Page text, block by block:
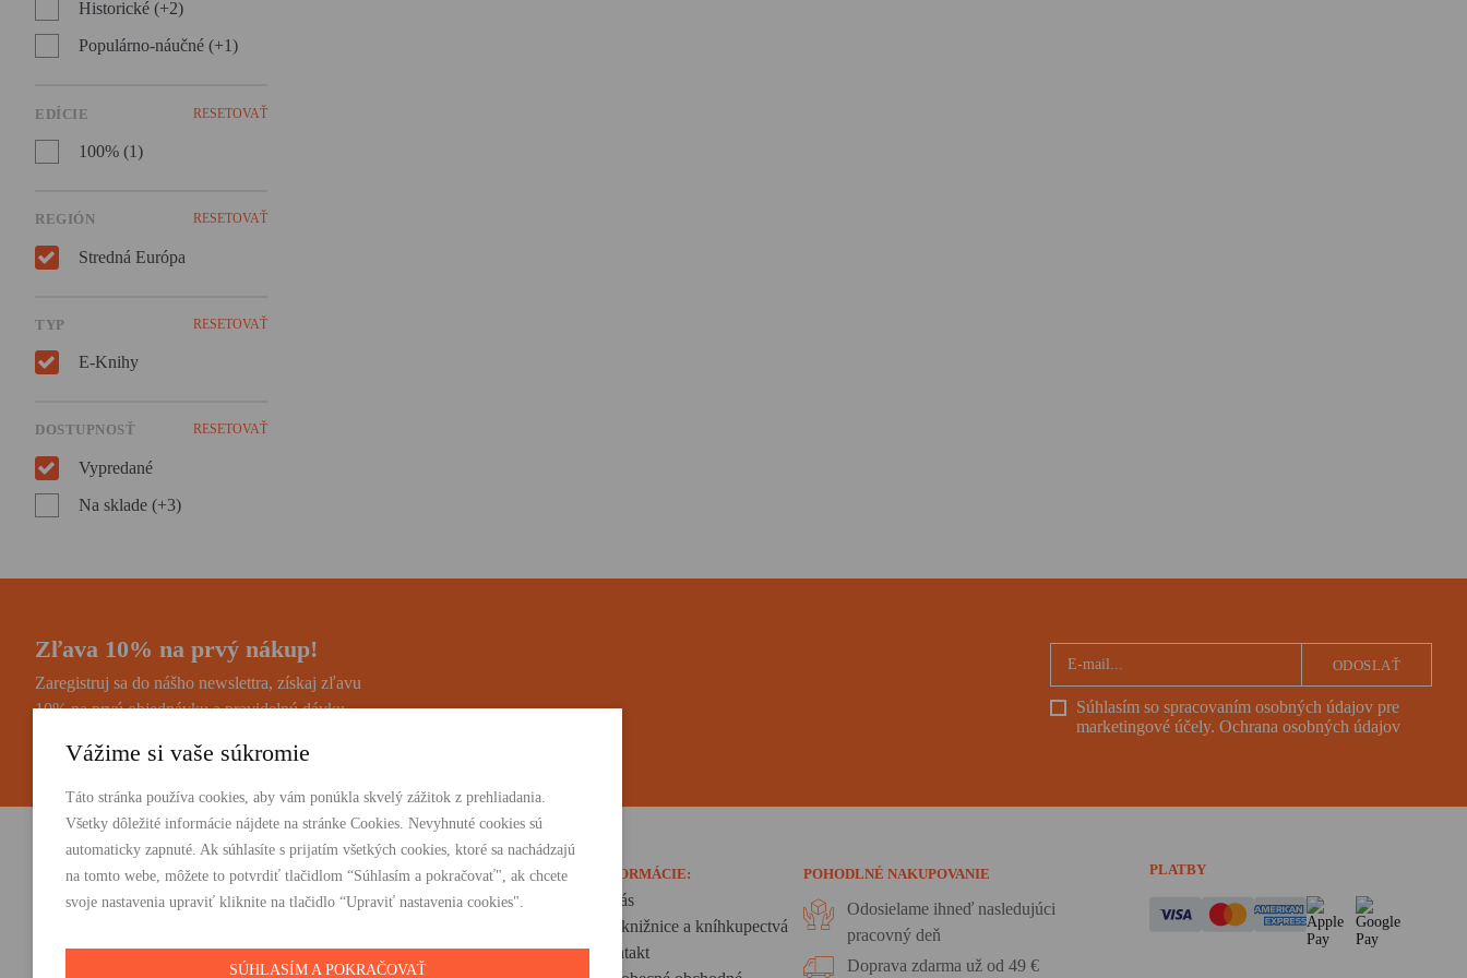
Historické (+2)
Populárno-náučné (+1)
EDÍCIE RESETOVAŤ
100% (1)
REGIÓN RESETOVAŤ
Stredná Európa
TYP RESETOVAŤ
E-Knihy
DOSTUPNOSŤ RESETOVAŤ
Vypredané
Na sklade (+3)
Zľava 10% na prvý nákup!
Zaregistruj sa do nášho newslettra, získaj zľavu
10% na prvú objednávku a pravidelnú dávku
Súhlasím so spracovaním osobných údajov pre
marketingové účely. Ochrana osobných údajov
ODOSLAŤ
Vydavateľstvo Absynt s.r.o.
Suvorovova 2683/30C, 010 01 Žilina
PRODUKTY:
Knihy
Darčeky
INFORMÁCIE:
O nás
Pre knižnice a kníhkupectvá
Kontakt
POHODLNÉ NAKUPOVANIE
Odosielame ihneď nasledujúci
pracovný deň
Doprava zdarma už od 49 €
PLATBY
Vážime si vaše súkromie
Táto stránka používa cookies, aby vám ponúkla skvelý zážitok z prehliadania.
Všetky dôležité informácie nájdete na stránke Cookies. Nevyhnuté cookies sú
automaticky zapnuté. Ak súhlasíte s prijatím všetkých cookies, ktoré sa nachádzajú
na tomto webe, môžete to potvrdiť tlačidlom “Súhlasím a pokračovať", ak chcete
svoje nastavenia upraviť kliknite na tlačidlo “Upraviť nastavenia cookies".
SÚHLASÍM A POKRAČOVAŤ